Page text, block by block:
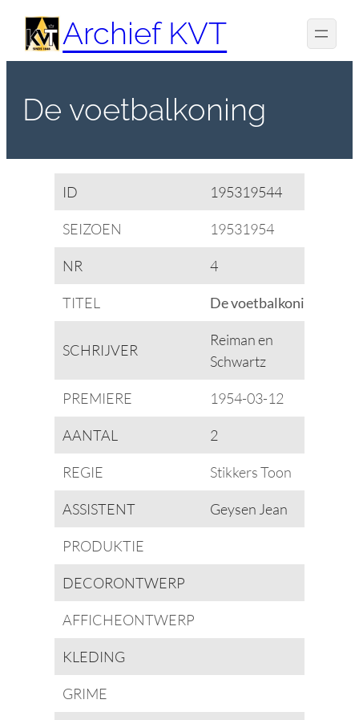
Spring
naar
de
Archief KVT
De voetbalkoning
ID 195319544
SEIZOEN 19531954
NR 4
TITEL De voetbalkoning
SCHRIJVER
Reiman en
Schwartz
PREMIERE 1954-03-12
AANTAL 2
REGIE Stikkers Toon
ASSISTENT Geysen Jean
PRODUKTIE
DECORONTWERP
AFFICHEONTWERP
KLEDING
GRIME